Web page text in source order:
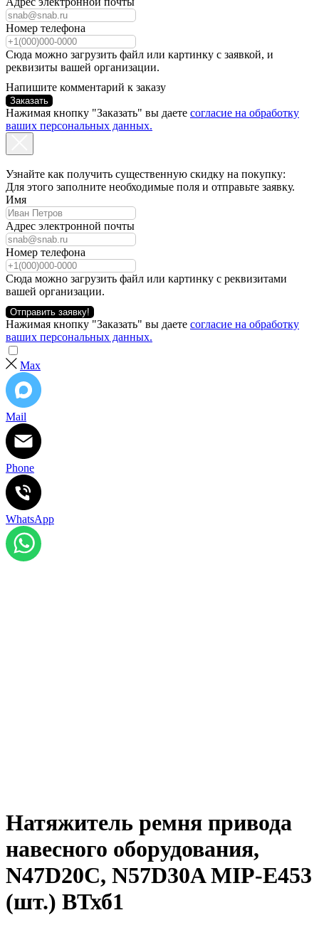
Номер телефона
Сюда можно загрузить файл или картинку с заявкой, и
реквизиты вашей организации.
Напишите комментарий к заказу
Заказать
Нажимая кнопку "Заказать" вы даете согласие на обработку
ваших персональных данных.
Узнайте как получить существенную скидку на покупку:
Для этого заполните необходимые поля и отправьте заявку.
Имя
Адрес электронной почты
Номер телефона
Сюда можно загрузить файл или картинку с реквизитами
вашей организации.
Отправить заявку!
Нажимая кнопку "Заказать" вы даете согласие на обработку
ваших персональных данных.
Max
Mail
Phone
WhatsApp
Натяжитель ремня привода
навесного оборудования,
N47D20C, N57D30A MIP-E453
(шт.) ВТхб1